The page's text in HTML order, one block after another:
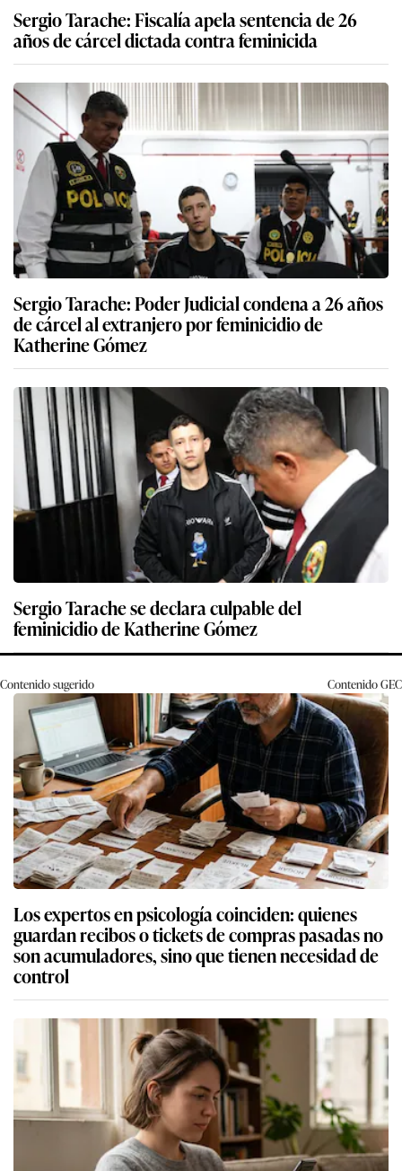
Sergio Tarache: Fiscalía apela sentencia de 26
años de cárcel dictada contra feminicida
Sergio Tarache: Poder Judicial condena a 26 años
de cárcel al extranjero por feminicidio de
Katherine Gómez
Sergio Tarache se declara culpable del
feminicidio de Katherine Gómez
Contenido sugerido ContenidoGEC
Los expertos en psicología coinciden: quienes
guardan recibos o tickets de compras pasadas no
son acumuladores, sino que tienen necesidad de
control